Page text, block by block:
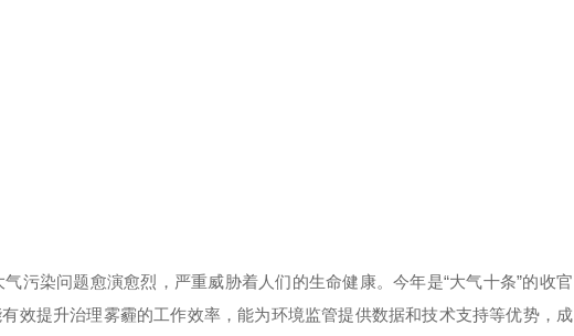
污染问题愈演愈烈，严重威胁着人们的生命健康。今年是“大气十条”的收官
效提升治理雾霾的工作效率，能为环境监管提供数据和技术支持等优势，成